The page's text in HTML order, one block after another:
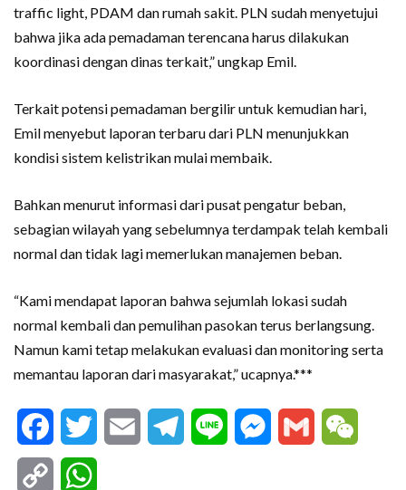
traffic light, PDAM dan rumah sakit. PLN sudah menyetujui
bahwa jika ada pemadaman terencana harus dilakukan
koordinasi dengan dinas terkait,” ungkap Emil.
Terkait potensi pemadaman bergilir untuk kemudian hari,
Emil menyebut laporan terbaru dari PLN menunjukkan
kondisi sistem kelistrikan mulai membaik.
Bahkan menurut informasi dari pusat pengatur beban,
sebagian wilayah yang sebelumnya terdampak telah kembali
normal dan tidak lagi memerlukan manajemen beban.
“Kami mendapat laporan bahwa sejumlah lokasi sudah
normal kembali dan pemulihan pasokan terus berlangsung.
Namun kami tetap melakukan evaluasi dan monitoring serta
memantau laporan dari masyarakat,” ucapnya.***
FacebookTwitter Email Telegram
Line Messenger
Gmail
Copy